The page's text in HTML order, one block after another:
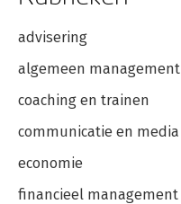
advisering
algemeen management
coaching en trainen
communicatie en media
economie
financieel management